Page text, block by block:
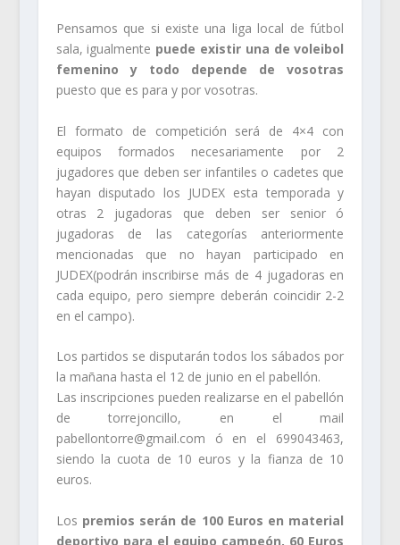
Pensamos que si existe una liga local de fútbol
sala, igualmente puede existir una de voleibol
femenino y todo depende de vosotras
puesto que es para y por vosotras.
El formato de competición será de 4×4 con
equipos formados necesariamente por 2
jugadores que deben ser infantiles o cadetes que
hayan disputado los JUDEX esta temporada y
otras 2 jugadoras que deben ser senior ó
jugadoras de las categorías anteriormente
mencionadas que no hayan participado en
JUDEX(podrán inscribirse más de 4 jugadoras en
cada equipo, pero siempre deberán coincidir 2-2
en el campo).
Los partidos se disputarán todos los sábados por
la mañana hasta el 12 de junio en el pabellón.
Las inscripciones pueden realizarse en el pabellón
de torrejoncillo, en el mail
pabellontorre@gmail.com ó en el 699043463,
siendo la cuota de 10 euros y la fianza de 10
euros.
Los premios serán de 100 Euros en material
deportivo para el equipo campeón, 60 Euros